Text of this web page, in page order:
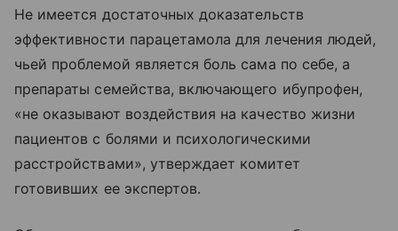
Не имеется достаточных доказательств
эффективности парацетамола для лечения людей,
чьей проблемой является боль сама по себе, а
препараты семейства, включающего ибупрофен,
«не оказывают воздействия на качество жизни
пациентов с болями и психологическими
расстройствами», утверждает комитет
готовивших ее экспертов.